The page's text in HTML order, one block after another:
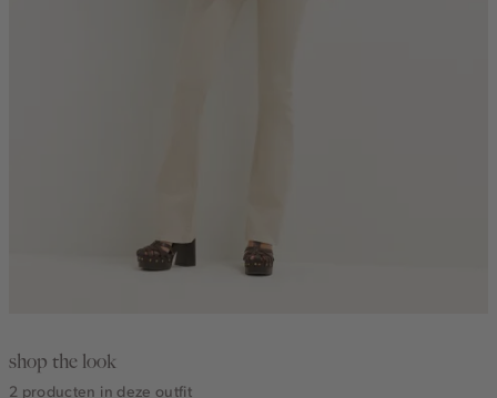
shop the look
2 producten in deze outfit